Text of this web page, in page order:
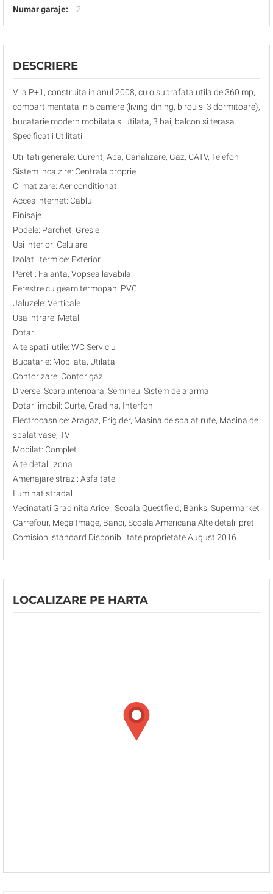
Numar garaje:
2
DESCRIERE
Vila P+1, construita in anul 2008, cu o suprafata utila de 360 mp,
compartimentata in 5 camere (living-dining, birou si 3 dormitoare),
bucatarie modern mobilata si utilata, 3 bai, balcon si terasa.
Specificatii Utilitati
Utilitati generale: Curent, Apa, Canalizare, Gaz, CATV, Telefon
Sistem incalzire: Centrala proprie
Climatizare: Aer conditionat
Acces internet: Cablu
Finisaje
Podele: Parchet, Gresie
Usi interior: Celulare
Izolatii termice: Exterior
Pereti: Faianta, Vopsea lavabila
Ferestre cu geam termopan: PVC
Jaluzele: Verticale
Usa intrare: Metal
Dotari
Alte spatii utile: WC Serviciu
Bucatarie: Mobilata, Utilata
Contorizare: Contor gaz
Diverse: Scara interioara, Semineu, Sistem de alarma
Dotari imobil: Curte, Gradina, Interfon
Electrocasnice: Aragaz, Frigider, Masina de spalat rufe, Masina de
spalat vase, TV
Mobilat: Complet
Alte detalii zona
Amenajare strazi: Asfaltate
Iluminat stradal
Vecinatati Gradinita Aricel, Scoala Questfield, Banks, Supermarket
Carrefour, Mega Image, Banci, Scoala Americana Alte detalii pret
Comision: standard Disponibilitate proprietate August 2016
LOCALIZARE PE HARTA